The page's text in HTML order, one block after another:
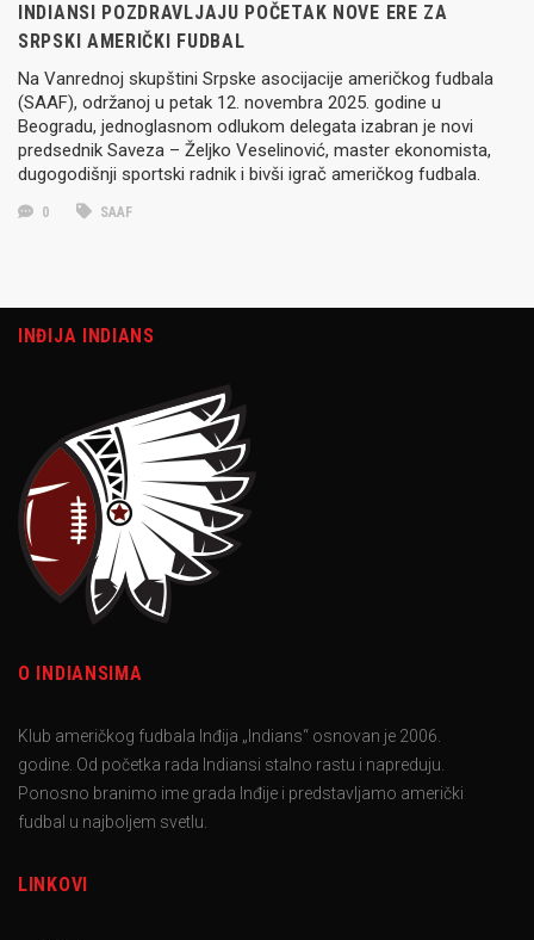
INDIANSI POZDRAVLJAJU POČETAK NOVE ERE ZA
SRPSKI AMERIČKI FUDBAL
Na Vanrednoj skupštini Srpske asocijacije američkog fudbala
(SAAF), održanoj u petak 12. novembra 2025. godine u
Beogradu, jednoglasnom odlukom delegata izabran je novi
predsednik Saveza – Željko Veselinović, master ekonomista,
dugogodišnji sportski radnik i bivši igrač američkog fudbala.
0 SAAF
INĐIJA INDIANS
O INDIANSIMA
Klub američkog fudbala Inđija „Indians“ osnovan je 2006.
godine. Od početka rada Indiansi stalno rastu i napreduju.
Ponosno branimo ime grada Inđije i predstavljamo američki
fudbal u najboljem svetlu.
LINKOVI